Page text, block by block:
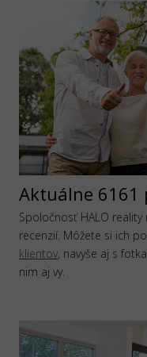
Aktuálne 6161
Spoločnosť HALO
recenzií. Môžete si ich
klientov, navyše aj s
nim aj vy.